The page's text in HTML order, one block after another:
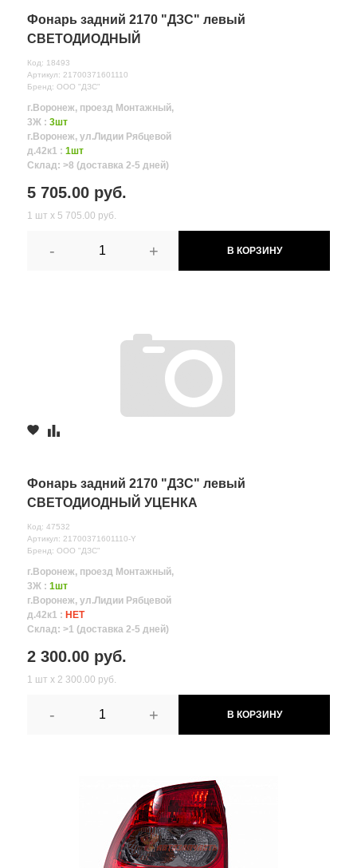
Фонарь задний 2170 "ДЗС" левый
СВЕТОДИОДНЫЙ
Код: 18493
Артикул: 21700371601110
Бренд: ООО "ДЗС"
г.Воронеж, проезд Монтажный,
3Ж : 3шт
г.Воронеж, ул.Лидии Рябцевой
д.42к1 : 1шт
Склад: >8 (доставка 2-5 дней)
5 705.00 руб.
1 шт х 5 705.00 руб.
- + В КОРЗИНУ
Фонарь задний 2170 "ДЗС" левый
СВЕТОДИОДНЫЙ УЦЕНКА
Код: 47532
Артикул: 21700371601110-Y
Бренд: ООО "ДЗС"
г.Воронеж, проезд Монтажный,
3Ж : 1шт
г.Воронеж, ул.Лидии Рябцевой
д.42к1 : НЕТ
Склад: >1 (доставка 2-5 дней)
2 300.00 руб.
1 шт х 2 300.00 руб.
- + В КОРЗИНУ